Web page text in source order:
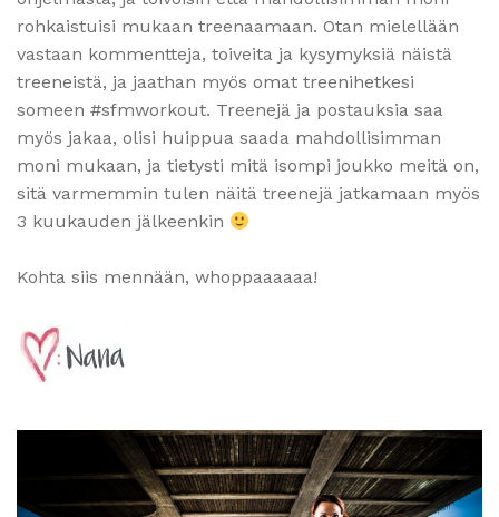
rohkaistuisi mukaan treenaamaan. Otan mielellään
vastaan kommentteja, toiveita ja kysymyksiä näistä
treeneistä, ja jaathan myös omat treenihetkesi
someen #sfmworkout. Treenejä ja postauksia saa
myös jakaa, olisi huippua saada mahdollisimman
moni mukaan, ja tietysti mitä isompi joukko meitä on,
sitä varmemmin tulen näitä treenejä jatkamaan myös
3 kuukauden jälkeenkin
Kohta siis mennään, whoppaaaaaa!